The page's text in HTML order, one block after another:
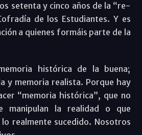
setenta y cinco años de la “re-
de los Estudiantes. Y es
a quienes formáis parte de la
histórica de la buena;
y memoria realista. Porque hay
“memoria histórica”, que no
manipulan la realidad o que
realmente sucedido. Nosotros